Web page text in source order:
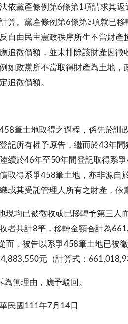
依黨產條例第6條第1項請求其
算。黨產條例第6條第3項就已
自由民主憲政秩序所生不當財
追徵價額，並未排除該財產因
如政黨所不當取得財產為土地
追徵價額。
筆土地取得之過程，係先於
記所有權予原告，繼而於43年
續於46年至50年間登記取得系
取得系爭458筆土地，亦非源自
或其受託管理人所有之財產，依
現均已被徵收或已移轉予第三
者共計8筆，移轉金額合計為
而，被告以系爭458筆土地已被
元（計算式：
無理由，應予駁回。
民國111年7月14日